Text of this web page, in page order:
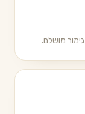
מושלם.